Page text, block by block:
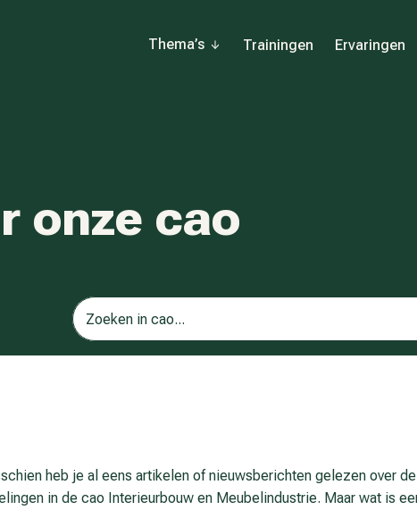
Thema’s Trainingen Ervaringen
onze cao
heb je al eens artikelen of nieuwsberichten gelezen over
in de cao Interieurbouw en Meubelindustrie. Maar wat is